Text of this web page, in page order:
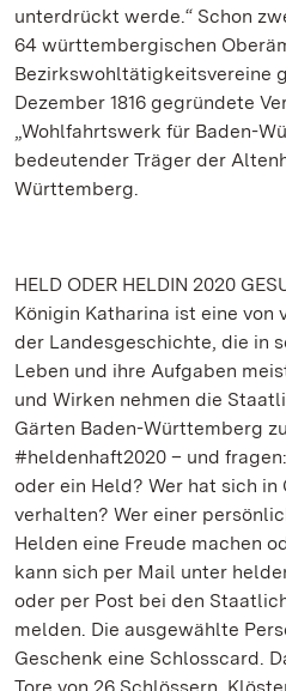
unterdrückt werde.“ Schon
64 württembergischen
Bezirkswohltätigkeitsvereine
Dezember 1816 gegründete
„Wohlfahrtswerk für Baden-
bedeutender Träger der
Württemberg.
HELD ODER HELDIN 2020
Königin Katharina ist eine von
der Landesgeschichte, die in
Leben und ihre Aufgaben
und Wirken nehmen die
Gärten Baden-Württemberg
#heldenhaft2020 – und
oder ein Held? Wer hat sich
verhalten? Wer einer
Helden eine Freude machen
kann sich per Mail unter
oder per Post bei den
melden. Die ausgewählte
Geschenk eine Schlosscard.